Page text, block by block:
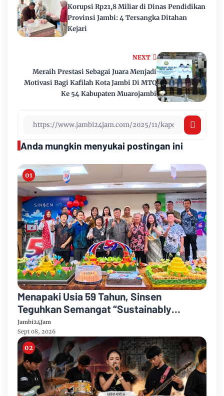
NEXT
Meraih Prestasi Sebagai Juara Menjadi
Motivasi Bagi Kafilah Kota Jambi Di MTQ
Ke 54 Kabupaten Muarojambi
Korupsi Rp21,8 Miliar di Dinas Pendidikan
Provinsi Jambi: 4 Tersangka Ditahan
Kejari
Anda mungkin menyukai postingan ini
Menapaki Usia 59 Tahun, Sinsen
Teguhkan Semangat “Sustainably
Growing”
Jambi24Jam
Sept 08, 2026